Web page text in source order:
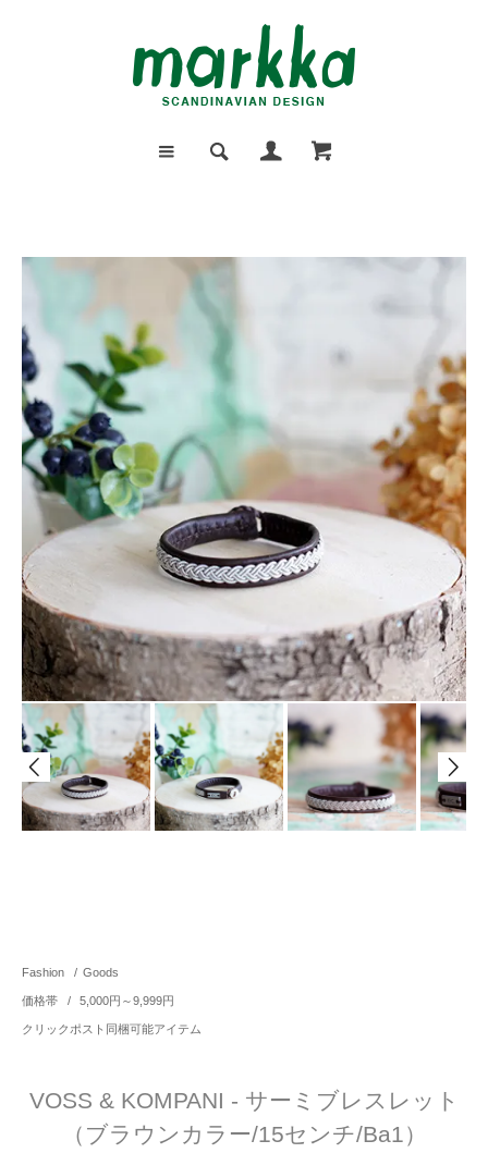
Fashion / Goods
価格帯 / 5,000円～9,999円
クリックポスト同梱可能アイテム
VOSS & KOMPANI - サーミブレスレット
（ブラウンカラー/15センチ/Ba1）